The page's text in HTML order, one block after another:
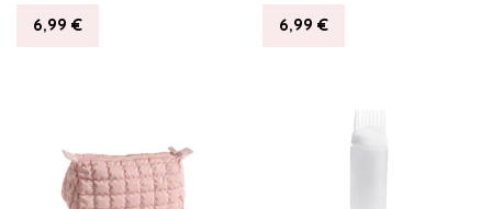
6,99 € 6,99 €